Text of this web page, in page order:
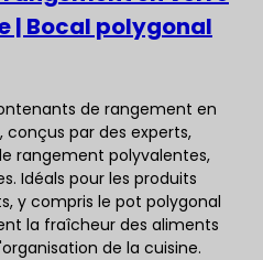
| Bocal polygonal
de rangement en
conçus par des experts,
rangement polyvalentes,
Idéals pour les produits
y compris le pot polygonal
la fraîcheur des aliments
de la cuisine.